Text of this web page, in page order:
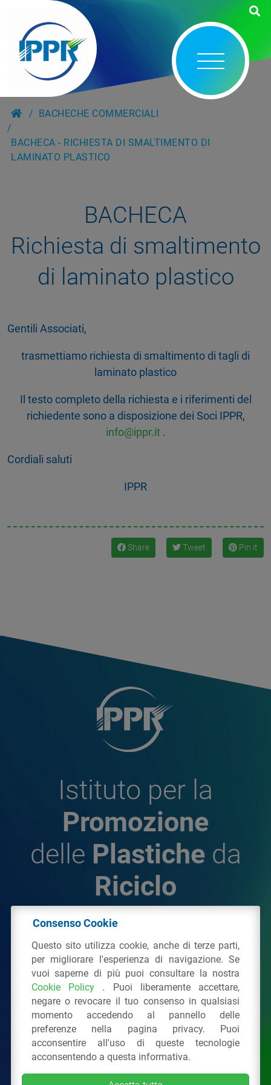
BACHECHE COMMERCIALI
BACHECA - RICHIESTA DI SMALTIMENTO DI
LAMINATO PLASTICO
BACHECA
Richiesta di smaltimento
di laminato plastico
Gentili Associati,
trasmettiamo richiesta di smaltimento di tagli di
laminato plastico
Il testo completo della richiesta e i riferimenti del
richiedente sono a disposizione dei Soci IPPR,
info@ippr.it .
Cordiali saluti
IPPR
Share Tweet Pin it
Istituto per la
Promozione
delle Plastiche da
Riciclo
Plastiche da Riciclo
C.F. 97381090154
Via San Vittore 36 20123Milano (MI)
Tel.: 02 43928225.
Tutti i diritti riservati Privacy Policy &Cookie
Consenso Cookie
Questo sito utilizza cookie, anche di terze parti,
per migliorare l'esperienza di navigazione. Se
vuoi saperne di più puoi consultare la nostra
Cookie Policy . Puoi liberamente accettare,
negare o revocare il tuo consenso in qualsiasi
momento accedendo al pannello delle
preferenze nella pagina privacy. Puoi
acconsentire all'uso di queste tecnologie
acconsentendo a questa informativa.